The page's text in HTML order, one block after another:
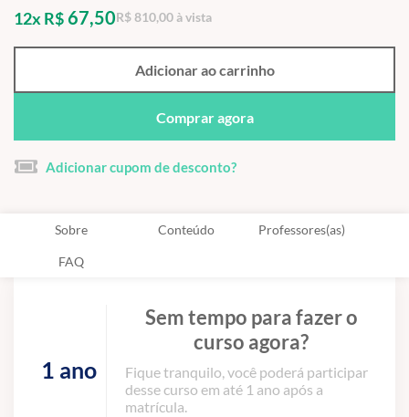
12x R$67,50R$ 810,00 à vista
Adicionar ao carrinho
Comprar agora
Adicionar cupom de desconto?
Sobre Conteúdo Professores(as)
FAQ
1 ano
Sem tempo para fazer o
curso agora?
Fique tranquilo, você poderá participar
desse curso em até 1 ano após a
matrícula.